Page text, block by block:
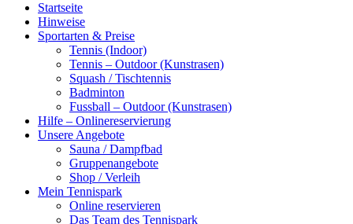
Startseite
Hinweise
Sportarten & Preise
Tennis (Indoor)
Tennis – Outdoor (Kunstrasen)
Squash / Tischtennis
Badminton
Fussball – Outdoor (Kunstrasen)
Hilfe – Onlinereservierung
Unsere Angebote
Sauna / Dampfbad
Gruppenangebote
Shop / Verleih
Mein Tennispark
Online reservieren
Das Team des Tennispark